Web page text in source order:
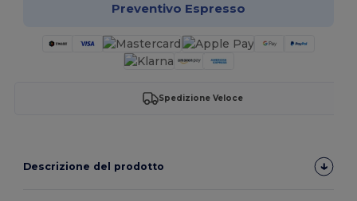
Preventivo Espresso
Spedizione Veloce
Descrizione del prodotto